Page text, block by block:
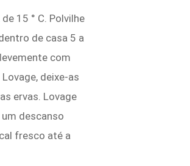
15 ° C. Polvilhe
de casa 5 a
com
deixe-as
ervas. Lovage
descanso
fresco até a